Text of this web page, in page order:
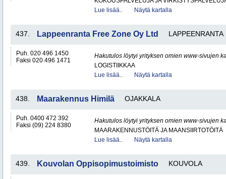
Lue lisää..
Näytä kartalla
437. Lappeenranta Free Zone Oy Ltd LAPPEENRANTA
Puh. 020 496 1450
Faksi 020 496 1471
Hakutulos löytyi yrityksen omien www-sivujen
LOGISTIIKKAA
Lue lisää..
Näytä kartalla
438. Maarakennus Himilä OJAKKALA
Puh. 0400 472 392
Faksi (09) 224 8380
Hakutulos löytyi yrityksen omien www-sivujen
MAARAKENNUSTÖITÄ JA MAANSIIRTOTÖITÄ
Lue lisää..
Näytä kartalla
439. Kouvolan Oppisopimustoimisto KOUVOLA